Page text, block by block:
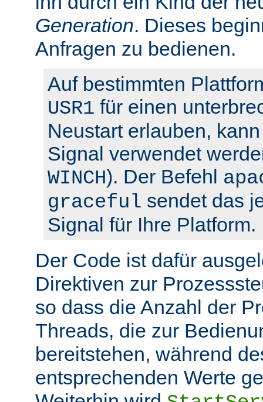
Generation. Dieses
Anfragen zu bedienen.
Auf bestimmten
USR1 für einen
Neustart erlauben,
Signal verwendet
WINCH). Der Befehl
graceful sendet das
Signal für Ihre Platform.
Der Code ist dafür
Direktiven zur
so dass die Anzahl der
Threads, die zur
bereitstehen, während
entsprechenden Werte